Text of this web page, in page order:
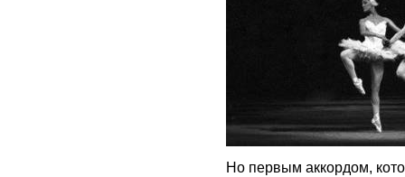
Но первым аккордом,